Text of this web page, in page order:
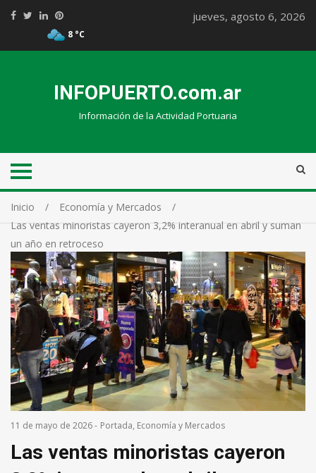
8 °C
jueves, agosto 6, 2026
INFOPUERTO.com.ar
Información de la Actividad Portuaria
Inicio
Economía y Mercados
Las ventas minoristas cayeron 3,2% interanual en abril y suman
un año en retroceso
11 de mayo de 2026- Portada, Economía y Mercados
Las ventas minoristas cayeron